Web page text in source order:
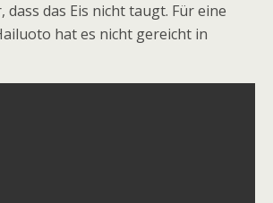
dass das Eis nicht taugt. Für eine
hat es nicht gereicht in